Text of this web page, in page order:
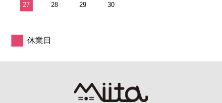
27 28 29 30
休業日